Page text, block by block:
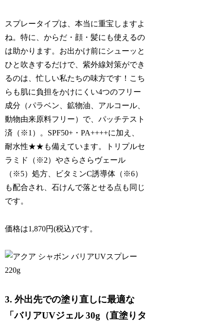
スプレータイプは、本当に重宝しますよ
ね。特に、からだ・顔・髪にも使えるの
は助かります。お出かけ前にシューッと
ひと吹きするだけで、紫外線対策ができ
るのは、忙しい私たちの味方です！こち
らも肌に負担をかけにくい4つのフリー
成分（パラベン、鉱物油、アルコール、
動物由来原料フリー）で、パッチテスト
済（※1）。SPF50+・PA++++に加え、
耐水性★★も備えています。トリプルセ
ラミド（※2）やさらさらヴェール
（※5）処方、ビタミンC誘導体（※6）
も配合され、石けんで落とせる点も同じ
です。
価格は1,870円(税込)です。
3. 外出先での塗り直しに最適な
「バリアUVジェル 30g（直塗りタ